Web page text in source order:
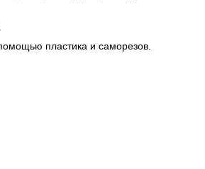
пластика и саморезов.